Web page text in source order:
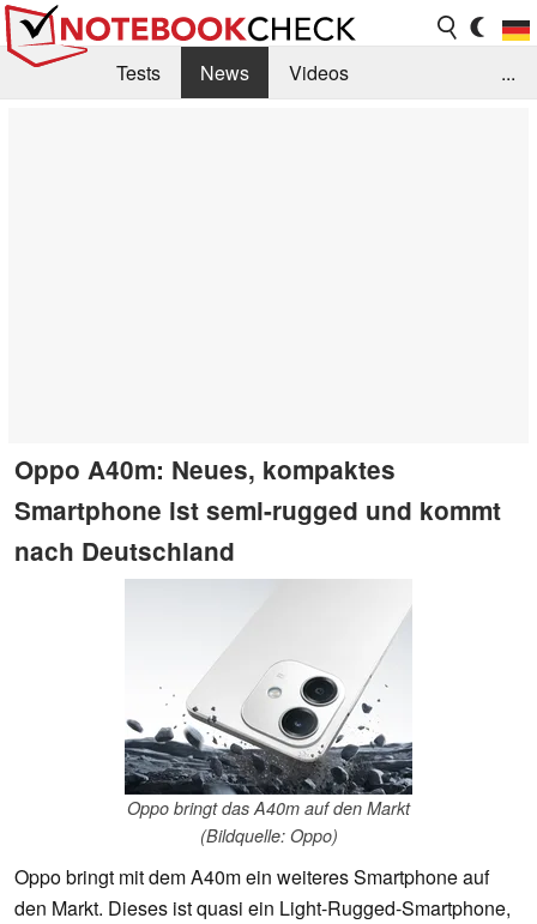
Tests News
Videos
...
Oppo A40m: Neues, kompaktes
Smartphone ist semi-rugged und kommt
nach Deutschland
Oppo bringt das A40m auf den Markt
(Bildquelle: Oppo)
Oppo bringt mit dem A40m ein weiteres Smartphone auf
den Markt. Dieses ist quasi ein Light-Rugged-Smartphone,